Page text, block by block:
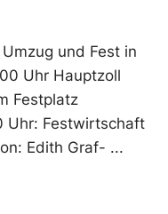
und Fest in
Uhr Hauptzoll
Festplatz
Uhr: Festwirtschaft
Edith Graf-